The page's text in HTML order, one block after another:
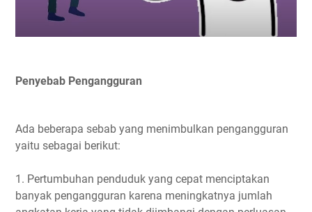
Penyebab Pengangguran
Ada beberapa sebab yang menimbulkan pengangguran
yaitu sebagai berikut:
1. Pertumbuhan penduduk yang cepat menciptakan
banyak pengangguran karena meningkatnya jumlah